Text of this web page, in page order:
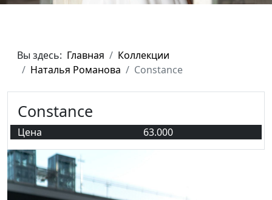
Вы здесь: Главная
Коллекции
Наталья Романова
Constance
Constance
Цена 63.000